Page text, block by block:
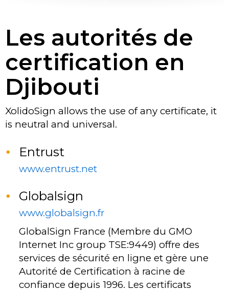
Les autorités de
certification en
Djibouti
XolidoSign allows the use of any certificate, it
is neutral and universal.
Entrust
www.entrust.net
Globalsign
www.globalsign.fr
GlobalSign France (Membre du GMO
Internet Inc group TSE:9449) offre des
services de sécurité en ligne et gère une
Autorité de Certification à racine de
confiance depuis 1996. Les certificats